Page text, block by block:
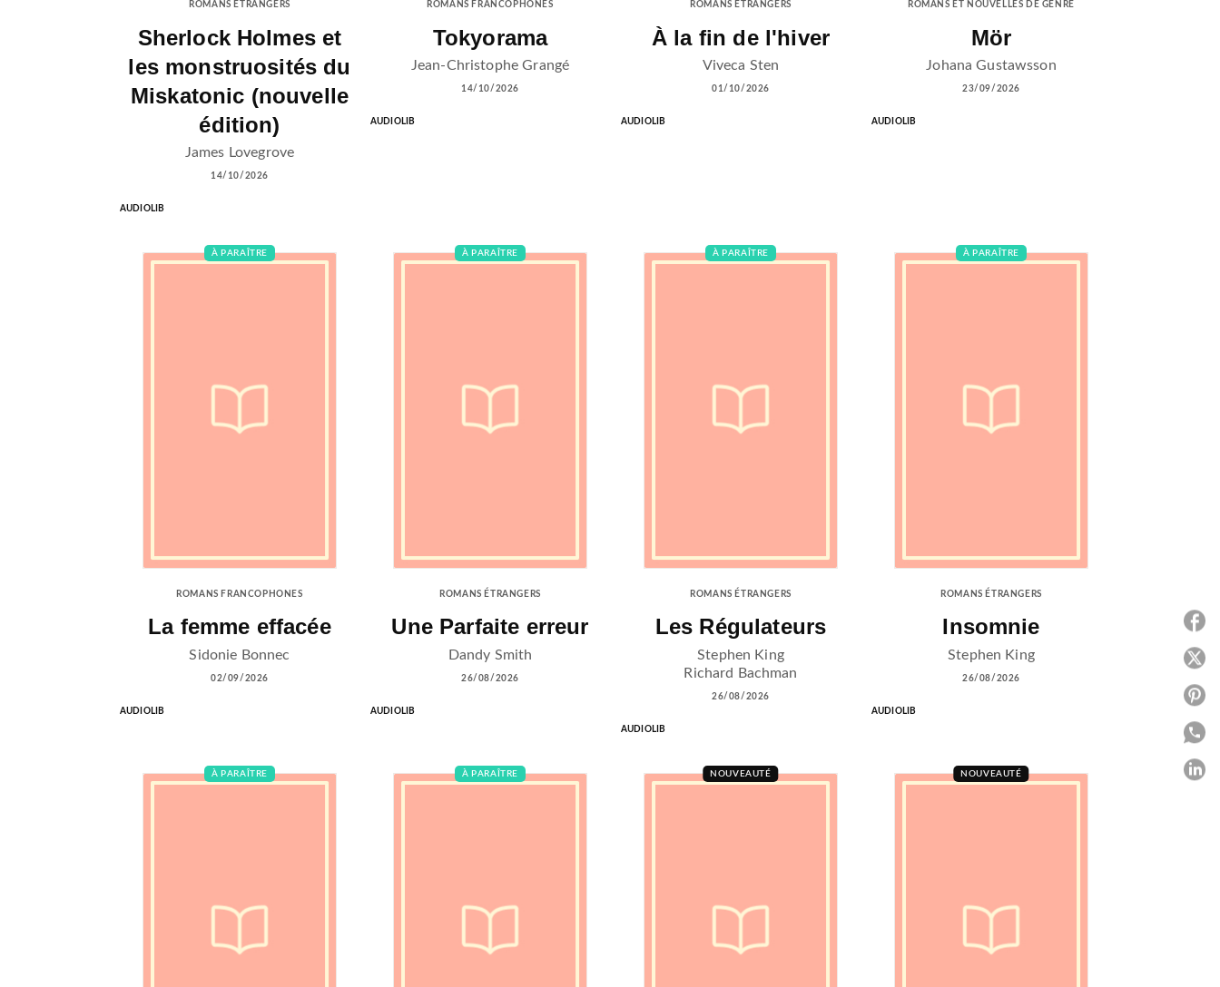
ROMANS ÉTRANGERS
Sherlock Holmes et
les monstruosités du
Miskatonic (nouvelle
édition)
James Lovegrove
14/10/2026
AUDIOLIB
ROMANS FRANCOPHONES
Tokyorama
Jean-Christophe Grangé
14/10/2026
AUDIOLIB
ROMANS ÉTRANGERS
À la fin de l'hiver
Viveca Sten
01/10/2026
AUDIOLIB
ROMANS ET NOUVELLES DE GENRE
Mör
Johana Gustawsson
23/09/2026
AUDIOLIB
À PARAÎTRE
ROMANS FRANCOPHONES
La femme effacée
Sidonie Bonnec
02/09/2026
AUDIOLIB
À PARAÎTRE
ROMANS ÉTRANGERS
Une Parfaite erreur
Dandy Smith
26/08/2026
AUDIOLIB
À PARAÎTRE
ROMANS ÉTRANGERS
Les Régulateurs
Stephen King
Richard Bachman
26/08/2026
AUDIOLIB
À PARAÎTRE
ROMANS ÉTRANGERS
Insomnie
Stephen King
26/08/2026
AUDIOLIB
À PARAÎTRE À PARAÎTRE NOUVEAUTÉ NOUVEAUTÉ